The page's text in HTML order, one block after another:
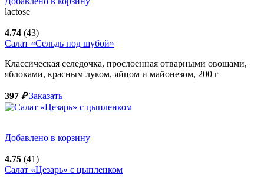
lactose
4.74 (43)
Салат «Сельдь под шубой»
Классическая селедочка, прослоенная отварными овощами,
яблоками, красным луком, яйцом и майонезом, 200 г
397 ₽ Заказать
Добавлено в корзину
4.75 (41)
Салат «Цезарь» с цыпленком